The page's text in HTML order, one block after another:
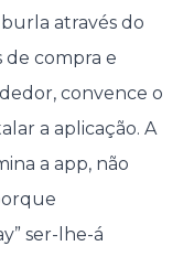
através do
compra e
convence o
a aplicação. A
a app, não
ser-lhe-á